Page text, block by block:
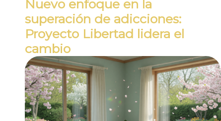
Nuevo enfoque en la
superación de adicciones:
Proyecto Libertad lidera el
cambio